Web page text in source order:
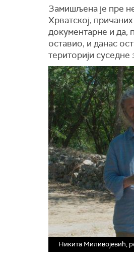
Замишљена је пре
Хрватској,
документарне и да,
оставио, и данас
територији
Никита Миливојевић,